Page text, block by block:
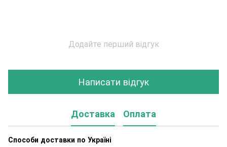
Додайте перший відгук
Написати відгук
Доставка Оплата
Способи доставки по Україні